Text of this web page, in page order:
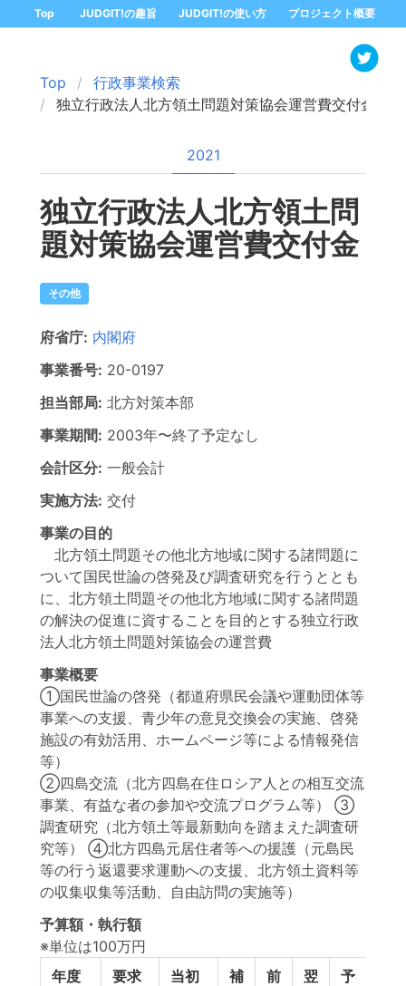
Top JUDGIT!の趣旨 JUDGIT!の使い方 プロジェクト概要
Top
行政事業検索
独立行政法人北方領土問題対策協会運営費交付金
2021
独立行政法人北方領土問
題対策協会運営費交付金
その他
府省庁: 内閣府
事業番号: 20-0197
担当部局: 北方対策本部
事業期間: 2003年〜終了予定なし
会計区分: 一般会計
実施方法: 交付
事業の目的
北方領土問題その他北方地域に関する諸問題に
ついて国民世論の啓発及び調査研究を行うととも
に、北方領土問題その他北方地域に関する諸問題
の解決の促進に資することを目的とする独立行政
法人北方領土問題対策協会の運営費
事業概要
①国民世論の啓発（都道府県民会議や運動団体等
事業への支援、青少年の意見交換会の実施、啓発
施設の有効活用、ホームページ等による情報発信
等）
②四島交流（北方四島在住ロシア人との相互交流
事業、有益な者の参加や交流プログラム等） ③
調査研究（北方領土等最新動向を踏まえた調査研
究等） ④北方四島元居住者等への援護（元島民
等の行う返還要求運動への支援、北方領土資料等
の収集収集等活動、自由訪問の実施等）
予算額・執行額
※単位は100万円
年度
要求
当初
補
前
翌
予